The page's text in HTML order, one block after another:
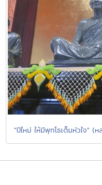
"ปีใหม่ ให้มีพุทโธเต็มหัวใจ"